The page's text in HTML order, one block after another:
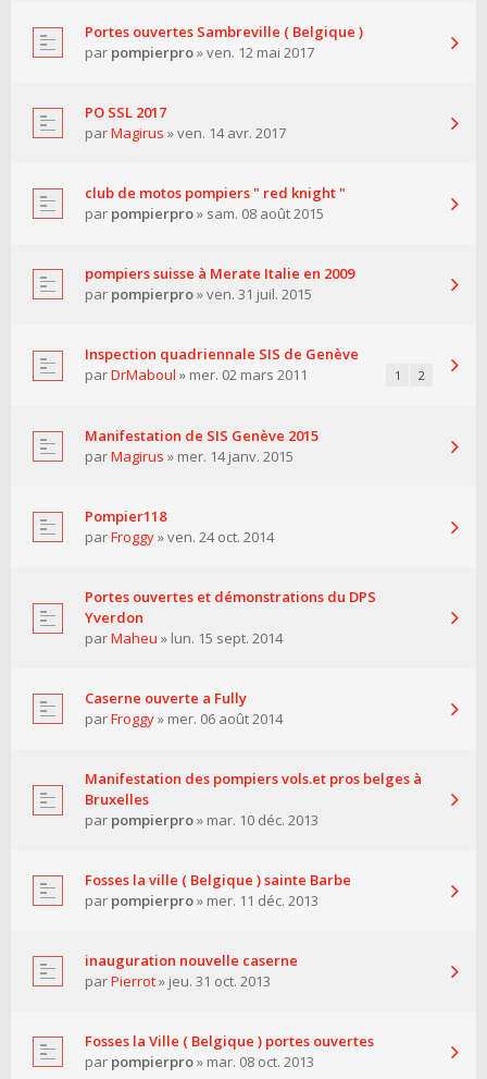
Portes ouvertes Sambreville ( Belgique )
par pompierpro» ven. 12 mai 2017
PO SSL 2017
parMagirus » ven. 14 avr. 2017
club de motos pompiers " red knight "
par pompierpro» sam. 08 août 2015
pompiers suisse à Merate Italie en 2009
par pompierpro» ven. 31 juil. 2015
Inspection quadriennale SIS de Genève
parDrMaboul » mer. 02 mars 2011 1 2
Manifestation de SIS Genève 2015
parMagirus » mer. 14 janv. 2015
Pompier118
parFroggy» ven. 24 oct. 2014
Portes ouvertes et démonstrations du DPS
Yverdon
parMaheu » lun. 15 sept. 2014
Caserne ouverte a Fully
parFroggy» mer. 06 août 2014
Manifestation des pompiers vols.et pros belges à
Bruxelles
par pompierpro» mar. 10 déc. 2013
Fosses la ville ( Belgique ) sainte Barbe
par pompierpro» mer. 11 déc. 2013
inauguration nouvelle caserne
parPierrot» jeu. 31 oct. 2013
Fosses la Ville ( Belgique ) portes ouvertes
par pompierpro» mar. 08 oct. 2013